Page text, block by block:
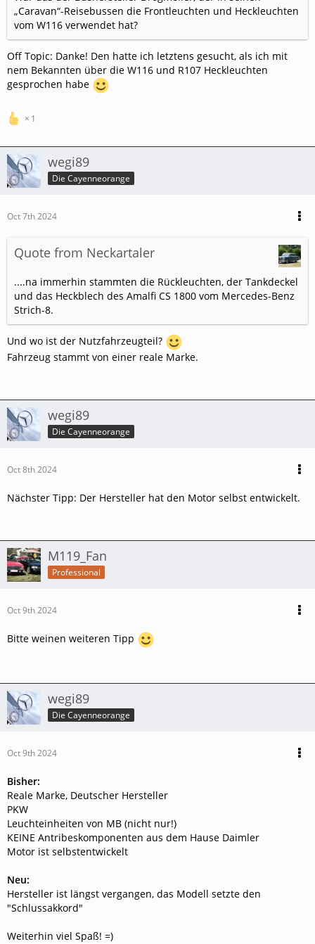
„Caravan“-Reisebussen die Frontleuchten und Heckleuchten
vom W116 verwendet hat?
Off Topic: Danke! Den hatte ich letztens gesucht, als ich mit
nem Bekannten über die W116 und R107 Heckleuchten
gesprochen habe
1
wegi89
Die Cayenneorange
Oct 7th 2024
Quote from Neckartaler
....na immerhin stammten die Rückleuchten, der Tankdeckel
und das Heckblech des Amalfi CS 1800 vom Mercedes-Benz
Strich-8.
Und wo ist der Nutzfahrzeugteil?
Fahrzeug stammt von einer reale Marke.
wegi89
Die Cayenneorange
Oct 8th 2024
Nächster Tipp: Der Hersteller hat den Motor selbst entwickelt.
M119_Fan
Professional
Oct 9th 2024
Bitte weinen weiteren Tipp
wegi89
Die Cayenneorange
Oct 9th 2024
Bisher:
Reale Marke, Deutscher Hersteller
PKW
Leuchteinheiten von MB (nicht nur!)
KEINE Antribeskomponenten aus dem Hause Daimler
Motor ist selbstentwickelt
Neu:
Hersteller ist längst vergangen, das Modell setzte den
"Schlussakkord"
Weiterhin viel Spaß! =)